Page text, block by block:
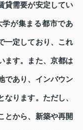
貸需要が安定してい
が集まる都市であ
一定しており、これ
ます。また、京都は
であり、インバウン
なります。ただし、
とから、新築や再開